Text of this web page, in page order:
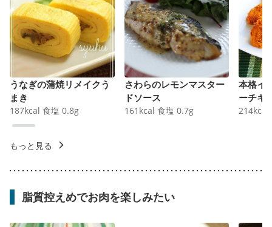
うなぎの蒲焼リメイクう
まき
187kcal 食塩 0.8g
さわらのレモンマスター
ドソース
161 kcal 食塩 0.7g
本格イ
ーチキ
214kcal
もっと見る
脂質控えめでお肉を楽しみたい